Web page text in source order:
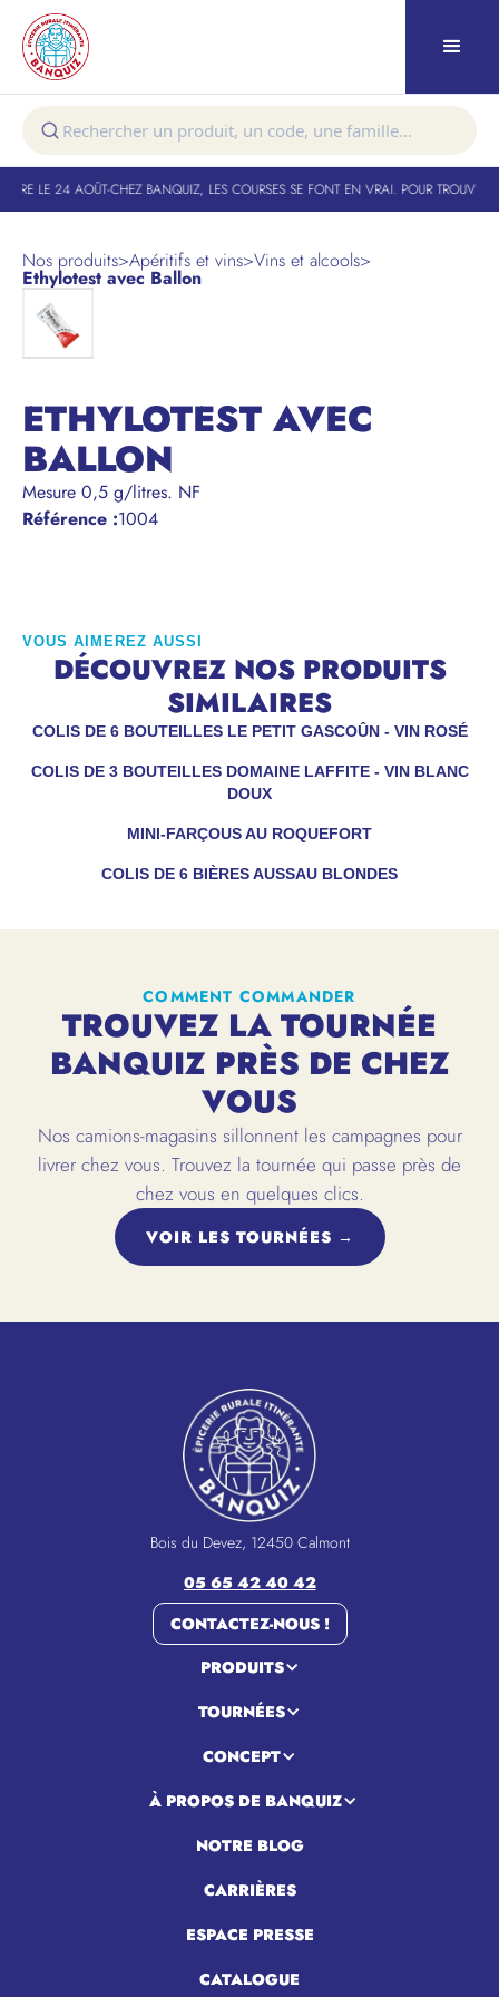
LE 24 AOÛT-CHEZ BANQUIZ, LES COURSES SE FONT EN VRAI. POUR TROUVER
Nos produits>Apéritifs et vins>Vins et alcools>
Ethylotest avec Ballon
ETHYLOTEST AVEC
BALLON
Mesure 0,5 g/litres. NF
Référence :1004
VOUS AIMEREZ AUSSI
DÉCOUVREZ NOS PRODUITS
SIMILAIRES
COLIS DE 6 BOUTEILLES LE PETIT GASCOÛN - VIN ROSÉ
COLIS DE 3 BOUTEILLES DOMAINE LAFFITE - VIN BLANC
DOUX
MINI-FARÇOUS AU ROQUEFORT
COLIS DE 6 BIÈRES AUSSAU BLONDES
COMMENT COMMANDER
TROUVEZ LA TOURNÉE
BANQUIZ PRÈS DE CHEZ
VOUS
Nos camions-magasins sillonnent les campagnes pour
livrer chez vous. Trouvez la tournée qui passe près de
chez vous en quelques clics.
VOIR LES TOURNÉES →
Bois du Devez, 12450 Calmont
05 65 42 40 42
CONTACTEZ-NOUS !
PRODUITS
TOURNÉES
CONCEPT
À PROPOS DE BANQUIZ
NOTRE BLOG
CARRIÈRES
ESPACE PRESSE
CATALOGUE